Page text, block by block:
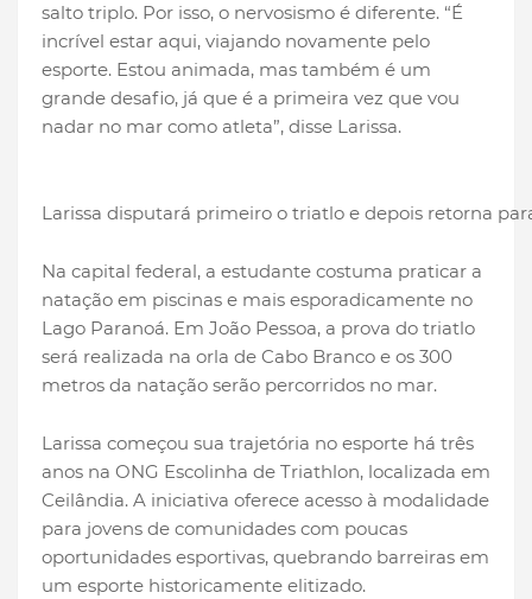
salto triplo. Por isso, o nervosismo é diferente. “É
incrível estar aqui, viajando novamente pelo
esporte. Estou animada, mas também é um
grande desafio, já que é a primeira vez que vou
nadar no mar como atleta”, disse Larissa.
Larissa disputará primeiro o triatlo e depois retorna
Na capital federal, a estudante costuma praticar a
natação em piscinas e mais esporadicamente no
Lago Paranoá. Em João Pessoa, a prova do triatlo
será realizada na orla de Cabo Branco e os 300
metros da natação serão percorridos no mar.
Larissa começou sua trajetória no esporte há três
anos na ONG Escolinha de Triathlon, localizada em
Ceilândia. A iniciativa oferece acesso à modalidade
para jovens de comunidades com poucas
oportunidades esportivas, quebrando barreiras em
um esporte historicamente elitizado.